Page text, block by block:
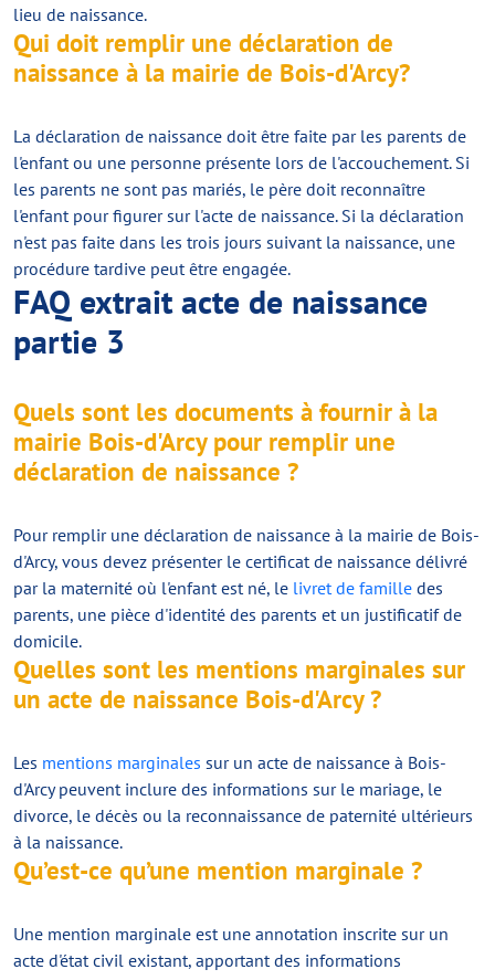
lieu de naissance.
Qui doit remplir une déclaration de
naissance à la mairie de Bois-d'Arcy?
La déclaration de naissance doit être faite par les parents de
l'enfant ou une personne présente lors de l'accouchement. Si
les parents ne sont pas mariés, le père doit reconnaître
l'enfant pour figurer sur l'acte de naissance. Si la déclaration
n'est pas faite dans les trois jours suivant la naissance, une
procédure tardive peut être engagée.
FAQ extrait acte de naissance
partie 3
Quels sont les documents à fournir à la
mairie Bois-d'Arcy pour remplir une
déclaration de naissance ?
Pour remplir une déclaration de naissance à la mairie de Bois-
d'Arcy, vous devez présenter le certificat de naissance délivré
par la maternité où l'enfant est né, le livret de famille des
parents, une pièce d'identité des parents et un justificatif de
domicile.
Quelles sont les mentions marginales sur
un acte de naissance Bois-d'Arcy ?
Les mentions marginales sur un acte de naissance à Bois-
d'Arcy peuvent inclure des informations sur le mariage, le
divorce, le décès ou la reconnaissance de paternité ultérieurs
à la naissance.
Qu’est-ce qu’une mention marginale ?
Une mention marginale est une annotation inscrite sur un
acte d'état civil existant, apportant des informations